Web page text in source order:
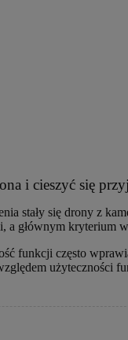
i cieszyć się
stały się drony z
a głównym kryterium
funkcji często
użyteczności